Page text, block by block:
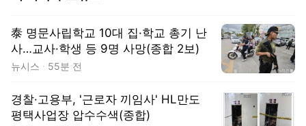
泰 명문사립학교 10대 집·학교 총기 난
사…교사·학생 등 9명 사망(종합 2보)
뉴시스 55분 전
경찰·고용부, '근로자 끼임사' HL만도
평택사업장 압수수색(종합)